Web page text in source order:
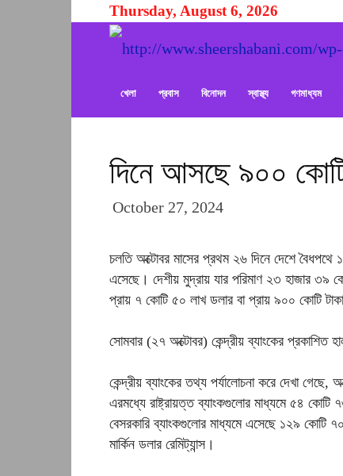
Thursday, August 6, 2026
খেলা প্রবাস বিনোদন স্বাস্থ্য গণমাধ্যম
দিনে আসছে ৯০০ কোটি
October 27, 2024
চলতি অক্টোবর মাসের প্রথম ২৬ দিনে দেশে বৈধপথে
এসেছে। দেশীয় মুদ্রায় যার পরিমাণ ২৩ হাজার ৩৯
প্রায় ৭ কোটি ৫০ লাখ ডলার বা প্রায় ৯০০ কোটি
সোমবার (২৭ অক্টোবর) কেন্দ্রীয় ব্যাংকের প্রকাশিত
কেন্দ্রীয় ব্যাংকের তথ্য পর্যালোচনা করে দেখা গেছে,
এরমধ্যে রাষ্ট্রায়ত্ত ব্যাংকগুলোর মাধ্যমে ৫৪ কোটি
বেসরকারি ব্যাংকগুলোর মাধ্যমে এসেছে ১২৯ কোটি
মার্কিন ডলার রেমিট্যান্স।